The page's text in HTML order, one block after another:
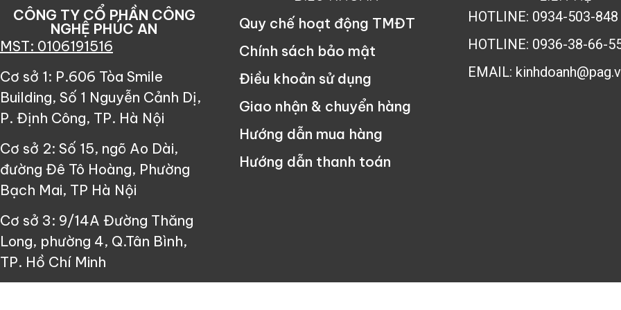
CÔNG TY CỔ PHẦN CÔNG
NGHỆ PHÚC AN
MST: 0106191516
Cơ sở 1: P.606 Tòa Smile
Building, Số 1 Nguyễn Cảnh Dị,
P. Định Công, TP. Hà Nội
Cơ sở 2: Số 15, ngõ Ao Dài,
đường Đê Tô Hoàng, Phường
Bạch Mai, TP Hà Nội
Cơ sở 3: 9/14A Đường Thăng
Long, phường 4, Q.Tân Bình,
TP. Hồ Chí Minh
Quy chế hoạt động TMĐT
Chính sách bảo mật
Điều khoản sử dụng
Giao nhận & chuyển hàng
Hướng dẫn mua hàng
Hướng dẫn thanh toán
HOTLINE: 0934-503-848
HOTLINE: 0936-38-66-
EMAIL: